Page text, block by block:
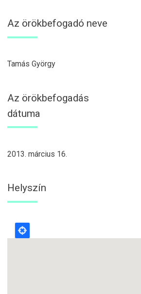
Az örökbefogadó neve
Tamás György
Az örökbefogadás
dátuma
2013. március 16.
Helyszín